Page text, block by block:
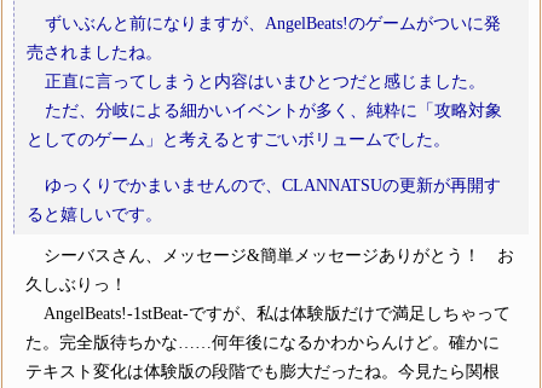
ずいぶんと前になりますが、AngelBeats!のゲームがついに発
売されましたね。
正直に言ってしまうと内容はいまひとつだと感じました。
ただ、分岐による細かいイベントが多く、純粋に「攻略対象
としてのゲーム」と考えるとすごいボリュームでした。
ゆっくりでかまいませんので、CLANNATSUの更新が再開す
ると嬉しいです。
シーバスさん、メッセージ&簡単メッセージありがとう！ お
久しぶりっ！
AngelBeats!-1stBeat-ですが、私は体験版だけで満足しちゃって
た。完全版待ちかな……何年後になるかわからんけど。確かに
テキスト変化は体験版の段階でも膨大だったね。今見たら関根